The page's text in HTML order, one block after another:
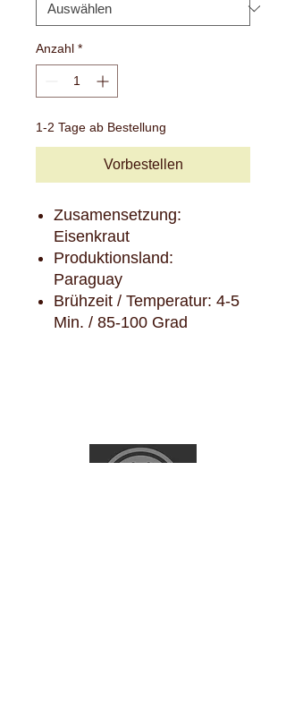
Anzahl *
1-2 Tage ab Bestellung
Vorbestellen
Zusamensetzung:
Eisenkraut
Produktionsland:
Paraguay
Brühzeit / Temperatur: 4-5
Min. / 85-100 Grad